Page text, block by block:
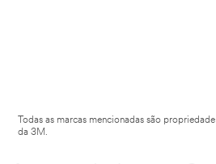
Todas as marcas mencionadas são propriedade
da 3M.